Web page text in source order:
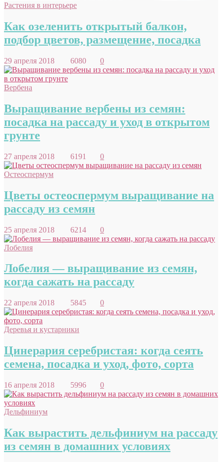
Растения в интерьере
Как озеленить открытый балкон,
подбор цветов, размещение, посадка
29 апреля 2018 6080 0
Вербена
Выращивание вербены из семян:
посадка на рассаду и уход в открытом
грунте
27 апреля 2018 6191 0
Остеоспермум
Цветы остеоспермум выращивание на
рассаду из семян
25 апреля 2018 6214 0
Лобелия
Лобелия — выращивание из семян,
когда сажать на рассаду
22 апреля 2018 5845 0
Деревья и кустарники
Цинерария серебристая: когда сеять
семена, посадка и уход, фото, сорта
16 апреля 2018 5996 0
Дельфиниум
Как вырастить дельфиниум на рассаду
из семян в домашних условиях